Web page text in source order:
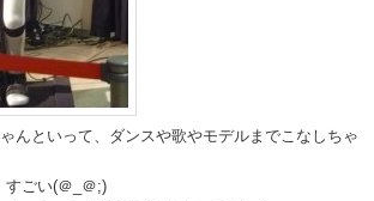
んといって、ダンスや歌やモデルまでこなしちゃ
すごい(＠_＠;)